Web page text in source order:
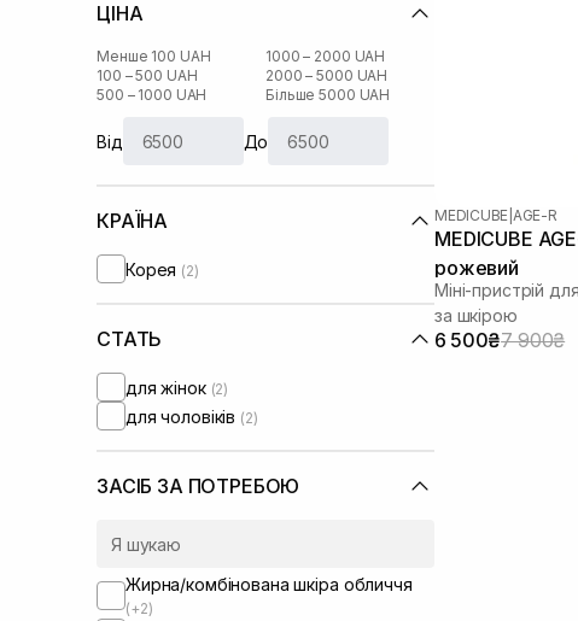
ЦІНА
Менше 100 UAH
100 – 500 UAH
500 – 1000 UAH
1000 – 2000 UAH
2000 – 5000 UAH
Більше 5000 UAH
Від До
КРАЇНА
Корея (2)
СТАТЬ
для жінок (2)
для чоловіків (2)
ЗАСІБ ЗА ПОТРЕБОЮ
Жирна/комбінована шкіра обличчя
(+2)
MEDICUBE AGE-R
MEDICUBE
рожевий
Міні-пристрій
за шкірою
6 500₴7 900₴